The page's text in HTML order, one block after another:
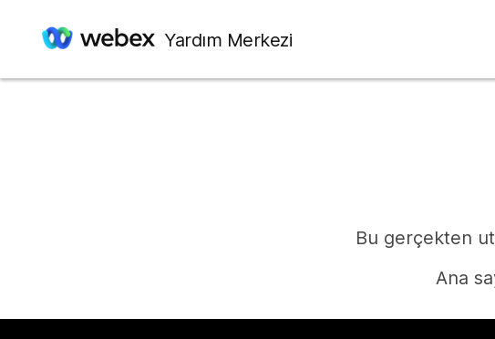
Yardım Merkezi
Bu gerçekten
Ana